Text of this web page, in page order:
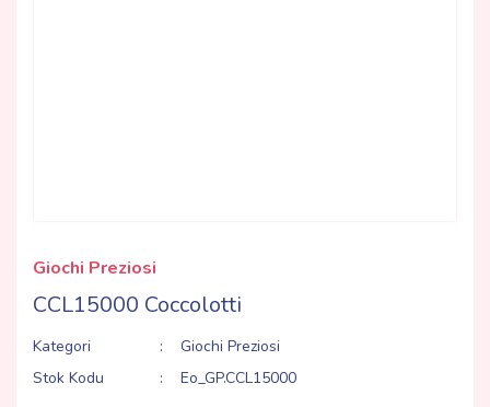
Giochi Preziosi
CCL15000 Coccolotti
Kategori
Giochi Preziosi
Stok Kodu
Eo_GP.CCL15000